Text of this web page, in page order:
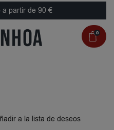
a partir de 90 €
0
a la lista de deseos